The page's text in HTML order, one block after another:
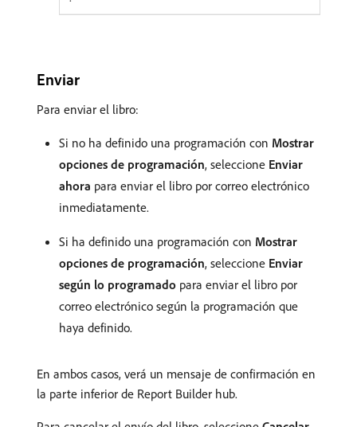
Enviar
Para enviar el libro:
Si no ha definido una programación con Mostrar
opciones de programación, seleccione Enviar
ahora para enviar el libro por correo electrónico
inmediatamente.
Si ha definido una programación con Mostrar
opciones de programación, seleccione Enviar
según lo programado para enviar el libro por
correo electrónico según la programación que
haya definido.
En ambos casos, verá un mensaje de confirmación en
la parte inferior de Report Builder hub.